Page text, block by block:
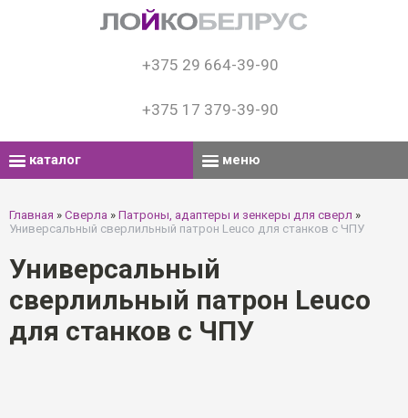
+375 29 664-39-90
+375 17 379-39-90
каталог меню
Главная » Сверла » Патроны, адаптеры и зенкеры для сверл »
Универсальный сверлильный патрон Leuco для станков с ЧПУ
Универсальный
сверлильный патрон Leuco
для станков с ЧПУ